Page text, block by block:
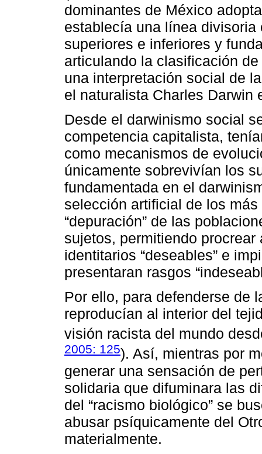
dominantes de México
establecía una línea
superiores e inferiores y
articulando la clasificación
una interpretación social de
el naturalista Charles Darwin
Desde el darwinismo social
competencia capitalista,
como mecanismos de
únicamente sobrevivían los
fundamentada en el
selección artificial de los
“depuración” de las
sujetos, permitiendo
identitarios “deseables” e
presentaran rasgos
Por ello, para defenderse de
reproducían al interior del
visión racista del mundo
2005: 125). Así, mientras por
generar una sensación de
solidaria que difuminara las
del “racismo biológico” se
abusar psíquicamente del
materialmente.